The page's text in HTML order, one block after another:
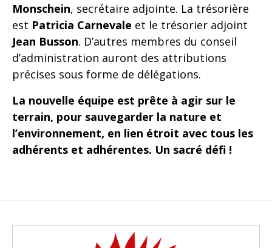
Monschein, secrétaire adjointe. La trésorière
est Patricia Carnevale et le trésorier adjoint
Jean Busson. D’autres membres du conseil
d’administration auront des attributions
précises sous forme de délégations.
La nouvelle équipe est prête à agir sur le
terrain, pour sauvegarder la nature et
l’environnement, en lien étroit avec tous les
adhérents et adhérentes. Un sacré défi !